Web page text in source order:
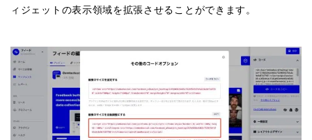
ィジェットの表示領域を拡張させることができます。